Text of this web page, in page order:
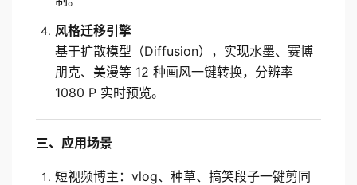
风格迁移引擎
基于扩散模型（Diffusion），实现水墨、赛博
朋克、美漫等 12 种画风一键转换，分辨率
1080 P 实时预览。
三、应用场景
短视频博主：vlog、种草、搞笑段子一键剪同